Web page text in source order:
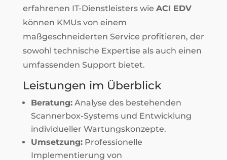
erfahrenen IT-Dienstleisters wie ACI EDV
können KMUs von einem
maßgeschneiderten Service profitieren, der
sowohl technische Expertise als auch einen
umfassenden Support bietet.
Leistungen im Überblick
Beratung:Analyse des bestehenden
Scannerbox-Systems und Entwicklung
individueller Wartungskonzepte.
Umsetzung:Professionelle
Implementierung von